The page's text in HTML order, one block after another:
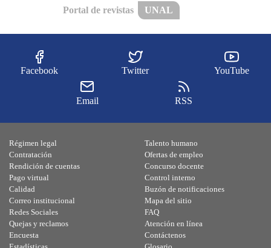
Portal de revistas UNAL
Facebook Twitter YouTube
Email RSS
Régimen legal
Contratación
Rendición de cuentas
Pago virtual
Calidad
Talento humano
Ofertas de empleo
Concurso docente
Control interno
Buzón de notificaciones
Correo institucional
Redes Sociales
Quejas y reclamos
Encuesta
Mapa del sitio
FAQ
Atención en línea
Contáctenos